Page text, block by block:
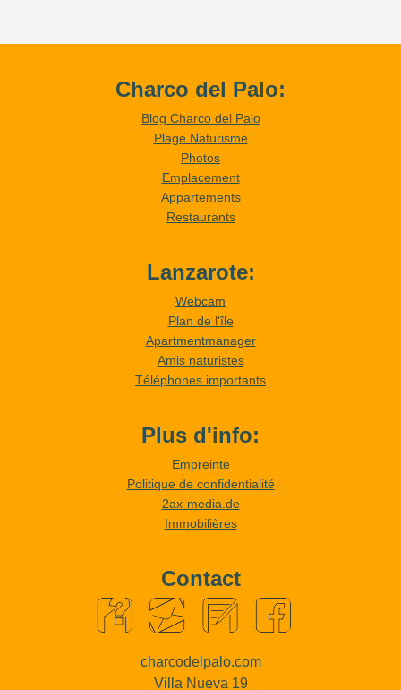
Charco del Palo:
Blog Charco del Palo
Plage Naturisme
Photos
Emplacement
Appartements
Restaurants
Lanzarote:
Webcam
Plan de l'île
Apartmentmanager
Amis naturistes
Téléphones importants
Plus d'info:
Empreinte
Politique de confidentialité
2ax-media.de
Immobilières
Contact
charcodelpalo.com
Villa Nueva 19